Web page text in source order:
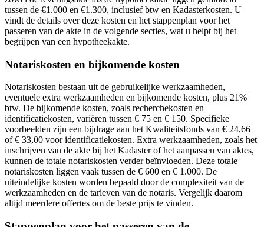
tussen de €1.000 en €1.300, inclusief btw en Kadasterkosten. U
vindt de details over deze kosten en het stappenplan voor het
passeren van de akte in de volgende secties, wat u helpt bij het
begrijpen van een hypotheekakte.
Notariskosten en bijkomende kosten
Notariskosten bestaan uit de gebruikelijke werkzaamheden,
eventuele extra werkzaamheden en bijkomende kosten, plus 21%
btw. De bijkomende kosten, zoals recherchekosten en
identificatiekosten, variëren tussen € 75 en € 150. Specifieke
voorbeelden zijn een bijdrage aan het Kwaliteitsfonds van € 24,66
of € 33,00 voor identificatiekosten. Extra werkzaamheden, zoals het
inschrijven van de akte bij het Kadaster of het aanpassen van aktes,
kunnen de totale notariskosten verder beïnvloeden. Deze totale
notariskosten liggen vaak tussen de € 600 en € 1.000. De
uiteindelijke kosten worden bepaald door de complexiteit van de
werkzaamheden en de tarieven van de notaris. Vergelijk daarom
altijd meerdere offertes om de beste prijs te vinden.